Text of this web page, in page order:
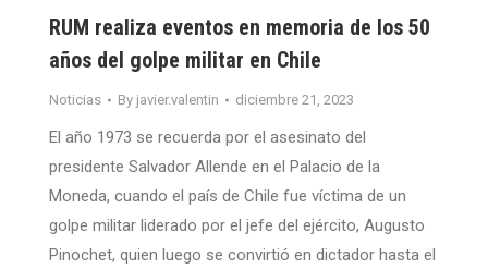
RUM realiza eventos en memoria de los 50
años del golpe militar en Chile
Noticias By javier.valentin diciembre 21, 2023
El año 1973 se recuerda por el asesinato del
presidente Salvador Allende en el Palacio de la
Moneda, cuando el país de Chile fue víctima de un
golpe militar liderado por el jefe del ejército, Augusto
Pinochet, quien luego se convirtió en dictador hasta el